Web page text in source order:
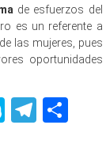
de esfuerzos del
es un referente a
las mujeres, pues
oportunidades
Skype